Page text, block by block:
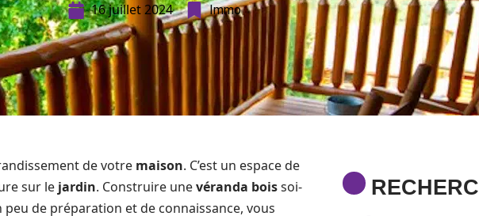
16 juillet 2024 Immo
de votre maison. C’est un espace de
sur le jardin. Construire unevéranda boissoi-
de préparation et de connaissance, vous